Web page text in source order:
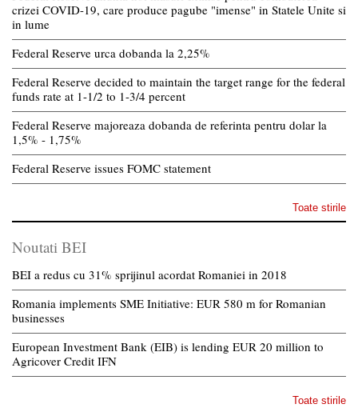
crizei COVID-19, care produce pagube "imense" in Statele Unite si
in lume
Federal Reserve urca dobanda la 2,25%
Federal Reserve decided to maintain the target range for the federal
funds rate at 1-1/2 to 1-3/4 percent
Federal Reserve majoreaza dobanda de referinta pentru dolar la
1,5% - 1,75%
Federal Reserve issues FOMC statement
Toate stirile
Noutati BEI
BEI a redus cu 31% sprijinul acordat Romaniei in 2018
Romania implements SME Initiative: EUR 580 m for Romanian
businesses
European Investment Bank (EIB) is lending EUR 20 million to
Agricover Credit IFN
Toate stirile